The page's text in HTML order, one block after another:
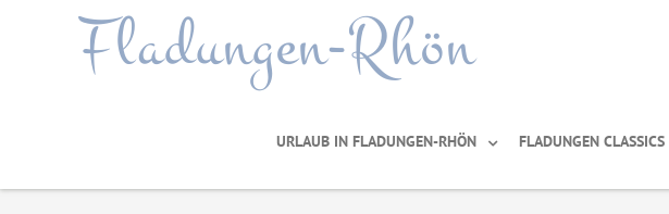
Fladungen-Rhön
URLAUB IN FLADUNGEN-RHÖN FLADUNGEN CLASSICS